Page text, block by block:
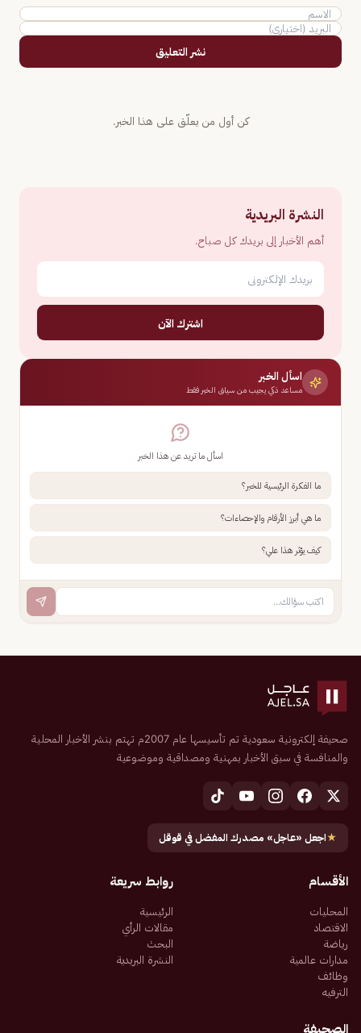
نشر التعليق
كن أول من يعلّق على هذا الخبر.
النشرة البريدية
أهم الأخبار إلى بريدك كل صباح.
اشترك الآن
اسأل الخبر
مساعد ذكي يجيب من سياق الخبر فقط
اسأل ما تريد عن هذا الخبر
ما الفكرة الرئيسية للخبر؟
ما هي أبرز الأرقام والإحصاءات؟
كيف يؤثر هذا علي؟
صحيفة إلكترونية سعودية تم تأسيسها عام 2007م تهتم بنشر الأخبار المحلية
والمنافسة في سبق الأخبار بمهنية ومصداقية وموضوعية
★اجعل «عاجل» مصدرك المفضل في قوقل
الأقسام
المحليات
الاقتصاد
رياضة
مدارات عالمية
وظائف
الترفيه
روابط سريعة
الرئيسية
مقالات الرأي
البحث
النشرة البريدية
الصحيفة